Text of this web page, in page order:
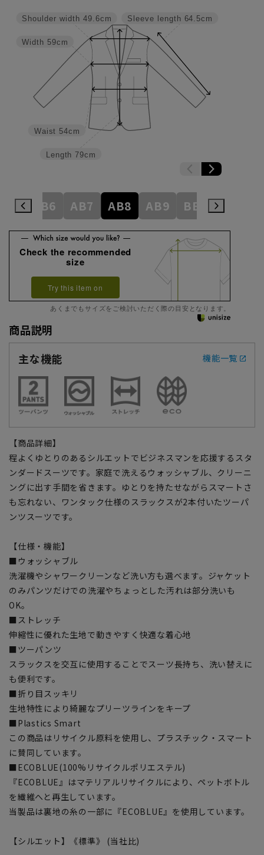
Sleeve length 64.5cm
Length 79cm
Waist 54cm
Width 59cm
Shoulder width 49.6cm
AB6 AB7 AB8 AB9 BE1 BE2
Check the recommended
size
Try this item on
あくまでもサイズをご検討いただく際の目安となります。
商品説明
主な機能
機能一覧
【商品詳細】
程よくゆとりのあるシルエットでビジネスマンを応援するスタ
ンダードスーツです。家庭で洗えるウォッシャブル、クリーニ
ングに出す手間を省きます。ゆとりを持たせながらスマートさ
も忘れない、ワンタック仕様のスラックスが2本付いたツーパ
ンツスーツです。
【仕様・機能】
■ウォッシャブル
洗濯機やシャワークリーンなど洗い方も選べます。ジャケット
のみパンツだけでの洗濯やちょっとした汚れは部分洗いも
OK。
■ストレッチ
伸縮性に優れた生地で動きやすく快適な着心地
■ツーパンツ
スラックスを交互に使用することでスーツ長持ち、洗い替えに
も便利です。
■折り目スッキリ
生地特性により綺麗なプリーツラインをキープ
■Plastics Smart
この商品はリサイクル原料を使用し、プラスチック・スマート
に賛同しています。
■ECOBLUE(100%リサイクルポリエステル)
『ECOBLUE』はマテリアルリサイクルにより、ペットボトル
を繊維へと再生しています。
当製品は裏地の糸の一部に『ECOBLUE』を使用しています。
【シルエット】《標準》 (当社比)